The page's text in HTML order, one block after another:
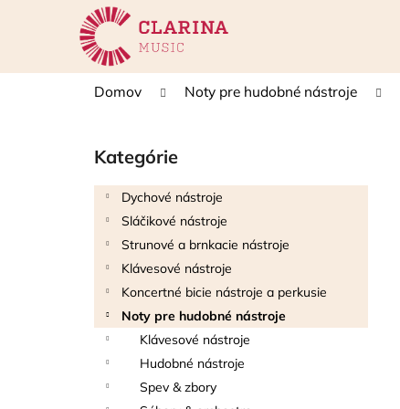
Domov Noty pre hudobné nástroje
Preskočiť
kategórie
Kategórie
Dychové nástroje
Sláčikové nástroje
Strunové a brnkacie nástroje
Klávesové nástroje
Koncertné bicie nástroje a perkusie
Noty pre hudobné nástroje
Klávesové nástroje
Hudobné nástroje
Spev & zbory
í
Späť
do
Späť
do